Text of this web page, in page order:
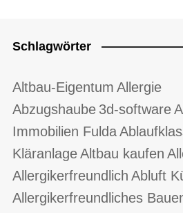
Schlagwörter
Altbau-Eigentum Allergie
Abzugshaube 3d-software
Immobilien Fulda
KläranlageAltbau kaufen
Allergikerfreundlich Abluft
Allergikerfreundliches